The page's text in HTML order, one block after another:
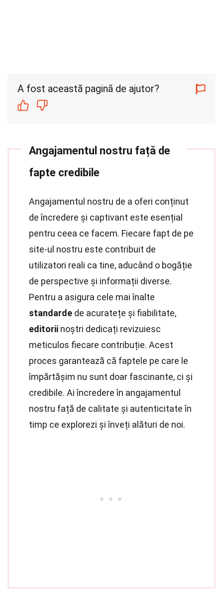
A fost această pagină de ajutor?
Angajamentul nostru față de
fapte credibile
Angajamentul nostru de a oferi conținut
de încredere și captivant este esențial
pentru ceea ce facem. Fiecare fapt de pe
site-ul nostru este contribuit de
utilizatori reali ca tine, aducând o bogăție
de perspective și informații diverse.
Pentru a asigura cele mai înalte
standarde de acuratețe și fiabilitate,
editorii noștri dedicați revizuiesc
meticulos fiecare contribuție. Acest
proces garantează că faptele pe care le
împărtășim nu sunt doar fascinante, ci și
credibile. Ai încredere în angajamentul
nostru față de calitate și autenticitate în
timp ce explorezi și înveți alături de noi.